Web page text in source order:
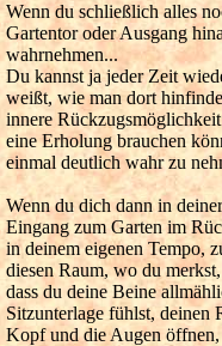
Wenn du schließlich alles
Gartentor oder Ausgang
wahrnehmen...
Du kannst ja jeder Zeit
weißt, wie man dort
innere
eine Erholung brauchen
einmal deutlich wahr zu
Wenn du dich dann in
Eingang zum Garten im
in deinem eigenen Tempo,
diesen Raum, wo du
dass du deine Beine
Sitzunterlage fühlst, deinen
Kopf und die Augen